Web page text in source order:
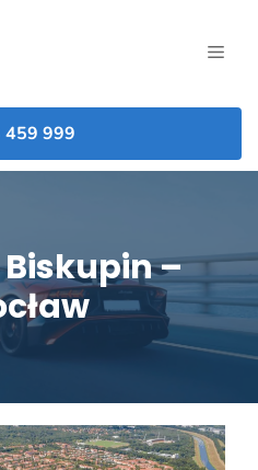
459 999
–